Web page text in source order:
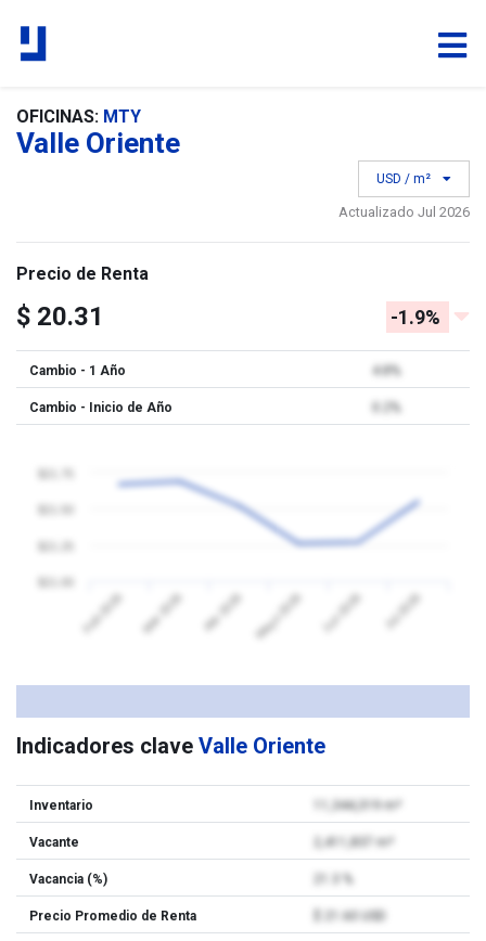
OFICINAS: MTY
Valle Oriente
USD / m²
Actualizado Jul 2026
Precio de Renta
$ 20.31 -1.9%
Cambio - 1 Año 4.8%
Cambio - Inicio de Año
Feb 2026 Mar 2026 Abr 2026 Mayo 2026 Jun 2026 Jul 2026
Indicadores clave Valle Oriente
Inventario 11,344,319 m²
Vacante
Vacancia (%)
Precio Promedio de Renta